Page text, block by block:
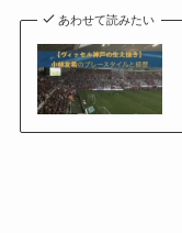
あわせて読みたい